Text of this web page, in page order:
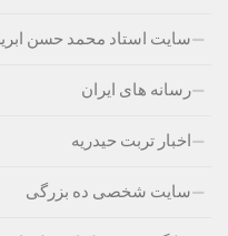
سایت استاد محمد حسن
رسانه های ایران
اخبار تربت حیدریه
سایت شخصی ده بزرگی